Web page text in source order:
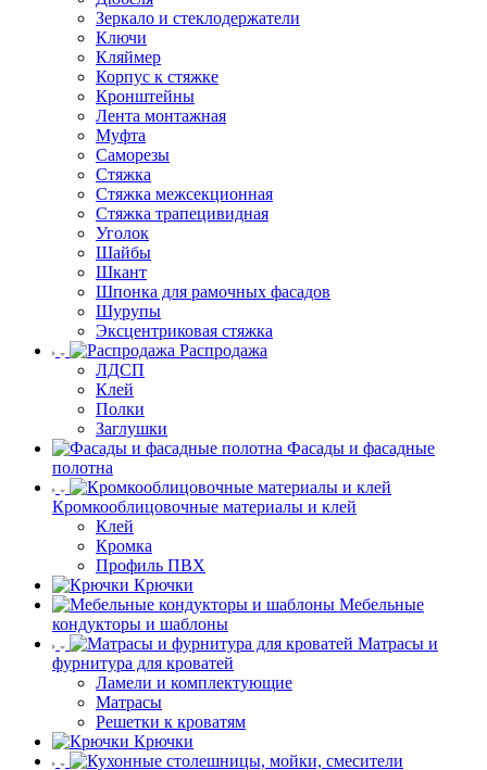
Зеркало и стеклодержатели
Ключи
Кляймер
Корпус к стяжке
Кронштейны
Лента монтажная
Муфта
Саморезы
Стяжка
Стяжка межсекционная
Стяжка трапецивидная
Уголок
Шайбы
Шкант
Шпонка для рамочных фасадов
Шурупы
Эксцентриковая стяжка
Распродажа
ЛДСП
Клей
Полки
Заглушки
Фасады и фасадные
полотна
Кромкооблицовочные материалы и клей
Клей
Кромка
Профиль ПВХ
Крючки
Мебельные
кондукторы и шаблоны
Матрасы и
фурнитура для кроватей
Ламели и комплектующие
Матрасы
Решетки к кроватям
Крючки